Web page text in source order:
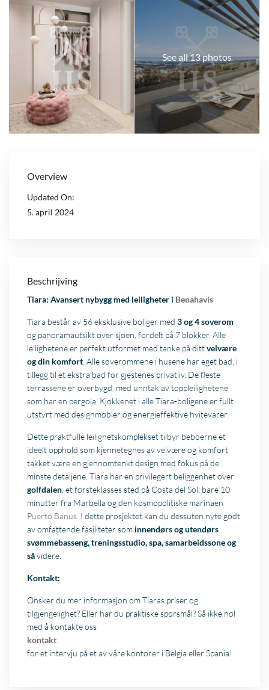
See all 13 photos
Overview
Updated On:
5. april 2024
Beschrijving
Tiara: Avansert nybygg med leiligheter i Benahavís
Tiara består av 56 eksklusive boliger med 3 og 4 soverom
og panoramautsikt over sjøen, fordelt på 7 blokker. Alle
leilighetene er perfekt utformet med tanke på dittvelvære
og din komfort . Alle soverommene i husene har eget bad, i
tillegg til et ekstra bad for gjestenes privatliv. De fleste
terrassene er overbygd, med unntak av toppleilighetene
som har en pergola. Kjøkkenet i alle Tiara-boligene er fullt
utstyrt med designmøbler og energieffektive hvitevarer.
Dette praktfulle leilighetskomplekset tilbyr beboerne et
ideelt opphold som kjennetegnes av velvære og komfort
takket være en gjennomtenkt design med fokus på de
minste detaljene. Tiara har en privilegert beliggenhet over
golfdalen , et førsteklasses sted på Costa del Sol, bare 10
minutter fra Marbella og den kosmopolitiske marinaen
Puerto Banus . I dette prosjektet kan du dessuten nyte godt
av omfattende fasiliteter som innendørs og utendørs
svømmebasseng, treningsstudio, spa, samarbeidssone og
såvidere.
Kontakt:
Ønsker du mer informasjon om Tiaras priser og
tilgjengelighet? Eller har du praktiske spørsmål? Så ikke nøl
med å kontakte oss
kontakt
for et intervju på et av våre kontorer i Belgia eller Spania!